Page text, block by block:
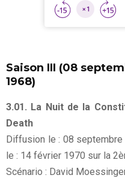
Saison III (08
1968)
3.01. La Nuit de la
Death
Diffusion le : 08
le : 14 février 1970 sur la
Scénario : David